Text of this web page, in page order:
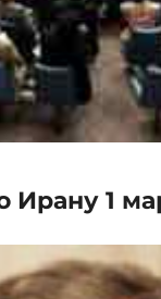
Ирану 1